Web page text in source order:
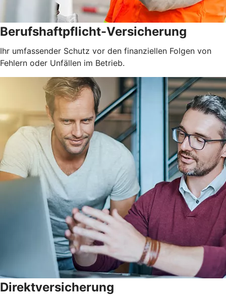
Berufshaftpflicht-Versicherung
Ihr umfassender Schutz vor den finanziellen Folgen von
Fehlern oder Unfällen im Betrieb.
Direktversicherung